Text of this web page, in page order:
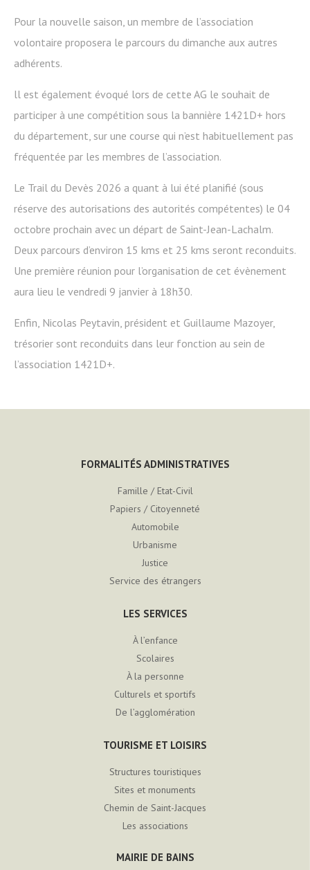
Pour la nouvelle saison, un membre de l’association
volontaire proposera le parcours du dimanche aux autres
adhérents.
ll est également évoqué lors de cette AG le souhait de
participer à une compétition sous la bannière 1421D+ hors
du département, sur une course qui n’est habituellement pas
fréquentée par les membres de l’association.
Le Trail du Devès 2026 a quant à lui été planifié (sous
réserve des autorisations des autorités compétentes) le 04
octobre prochain avec un départ de Saint-Jean-Lachalm.
Deux parcours d’environ 15 kms et 25 kms seront reconduits.
Une première réunion pour l’organisation de cet évènement
aura lieu le vendredi 9 janvier à 18h30.
Enfin, Nicolas Peytavin, président et Guillaume Mazoyer,
trésorier sont reconduits dans leur fonction au sein de
l’association 1421D+.
FORMALITÉS ADMINISTRATIVES
Famille / Etat-Civil
Papiers / Citoyenneté
Automobile
Urbanisme
Justice
Service des étrangers
LES SERVICES
À l’enfance
Scolaires
À la personne
Culturels et sportifs
De l’agglomération
TOURISME ET LOISIRS
Structures touristiques
Sites et monuments
Chemin de Saint-Jacques
Les associations
MAIRIE DE BAINS